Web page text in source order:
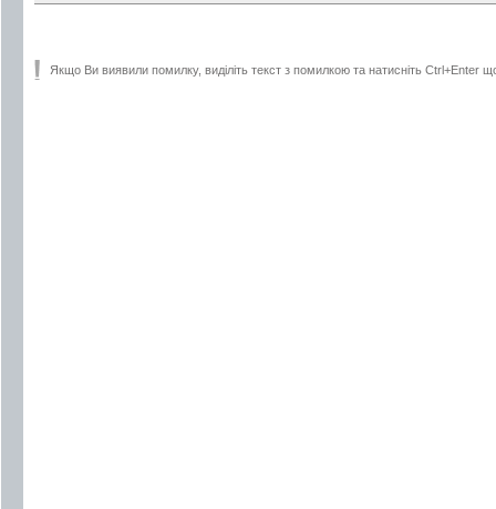
Якщо Ви виявили помилку, виділіть текст з помилкою та натисніть Ctrl+Enter